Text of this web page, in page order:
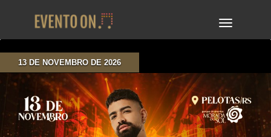
TOGGLE
13 DE NOVEMBRO DE 2026